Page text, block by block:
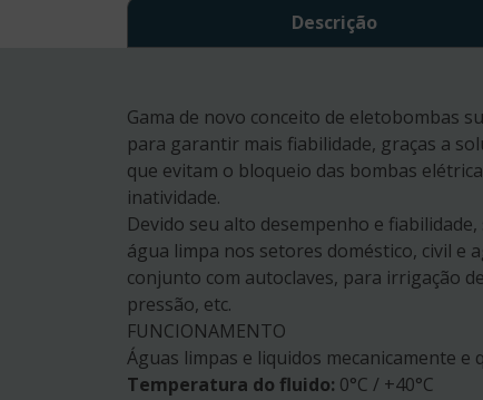
Descrição
Gama de novo conceito de eletobombas
para garantir mais fiabilidade, graças a
que evitam o bloqueio das bombas
inatividade.
Devido seu alto desempenho e
água limpa nos setores doméstico, civil e
conjunto com autoclaves, para irrigação
pressão, etc.
FUNCIONAMENTO
Águas limpas e liquidos mecanicamente e
Temperatura do fluido: 0°C / +40°C